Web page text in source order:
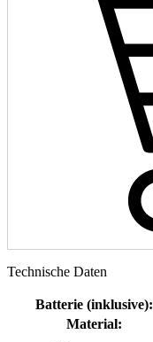
Technische Daten
Batterie (inklusive):
Material: